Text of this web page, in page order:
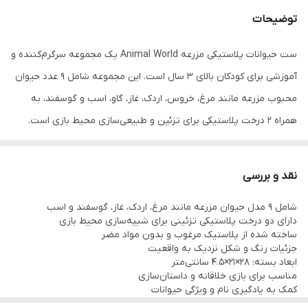
توضیحات
ست حیوانات پلاستیکی مزرعه Animal World یک مجموعه سرگرم‌کننده و
آموزشی برای کودکان بالای ۳ سال است. این مجموعه شامل 9 عدد حیوان
محبوب مزرعه مانند مرغ، خروس، اردک، غاز، گاو، اسب و گوسفند، به
همراه ۲ درخت پلاستیکی برای تزئین و طبیعی‌سازی محیط بازی است.
کودکان امکان می‌دهد تا با تخیل خود فضای یک مزرعه کوچک را بسازند،
داستان‌پردازی کنند و در حین بازی با انواع حیوانات آشنا شوند. جزئیات
رنگ‌آمیزی نزدیک به نمونه واقعی باعث جذابیت بیشتر برای کودک
می‌شود.
این محصول سبک و قابل‌حمل بوده و می‌تواند هم در خانه و هم در
نقد و بررسی
شامل 9 مدل حیوان مزرعه مانند مرغ، اردک، غاز، گوسفند و اسب
دارای دو درخت پلاستیکی تزئینی برای شبیه‌سازی محیط بازی
ساخته شده از پلاستیک مرغوب و بدون مواد مضر
جزئیات رنگ و شکل نزدیک به واقعیت
ابعاد بسته: ۲۸×۲۱×۴.۵ سانتی‌متر
مناسب برای بازی خلاقانه و داستان‌سازی
کمک به یادگیری نام و ویژگی حیوانات